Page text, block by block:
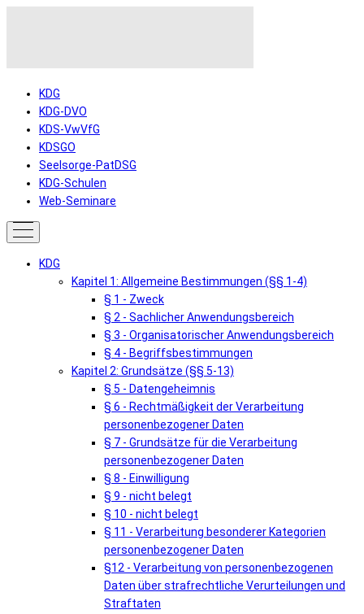
KDG
KDG-DVO
KDS-VwVfG
KDSGO
Seelsorge-PatDSG
KDG-Schulen
Web-Seminare
KDG
Kapitel 1: Allgemeine Bestimmungen (§§ 1-4)
§ 1 - Zweck
§ 2 - Sachlicher Anwendungsbereich
§ 3 - Organisatorischer Anwendungsbereich
§ 4 - Begriffsbestimmungen
Kapitel 2: Grundsätze (§§ 5-13)
§ 5 - Datengeheimnis
§ 6 - Rechtmäßigkeit der Verarbeitung
personenbezogener Daten
§ 7 - Grundsätze für die Verarbeitung
personenbezogener Daten
§ 8 - Einwilligung
§ 9 - nicht belegt
§ 10 - nicht belegt
§ 11 - Verarbeitung besonderer Kategorien
personenbezogener Daten
§12 - Verarbeitung von personenbezogenen
Daten über strafrechtliche Verurteilungen und
Straftaten